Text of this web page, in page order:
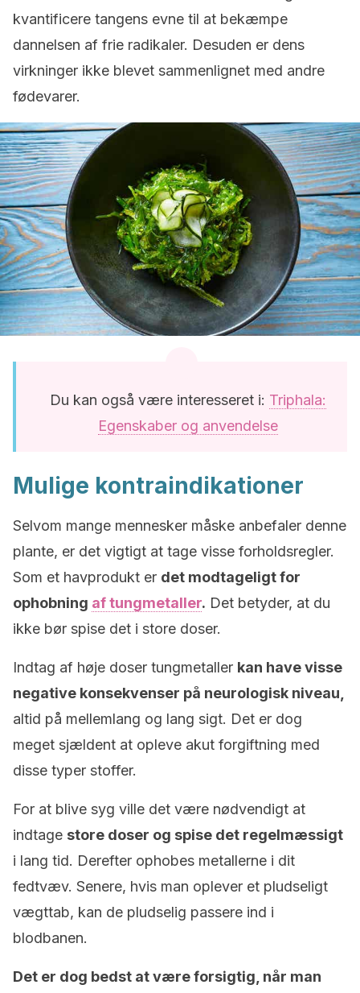
kvantificere tangens evne til at bekæmpe
dannelsen af frie radikaler. Desuden er dens
virkninger ikke blevet sammenlignet med andre
fødevarer.
Du kan også være interesseret i: Triphala:
Egenskaber og anvendelse
Mulige kontraindikationer
Selvom mange mennesker måske anbefaler denne
plante, er det vigtigt at tage visse forholdsregler.
Som et havprodukt er det modtageligt for
ophobning af tungmetaller. Det betyder, at du
ikke bør spise det i store doser.
Indtag af høje doser tungmetaller kan have visse
negative konsekvenser på neurologisk niveau,
altid på mellemlang og lang sigt. Det er dog
meget sjældent at opleve akut forgiftning med
disse typer stoffer.
For at blive syg ville det være nødvendigt at
indtage store doser og spise det regelmæssigt
i lang tid. Derefter ophobes metallerne i dit
fedtvæv. Senere, hvis man oplever et pludseligt
vægttab, kan de pludselig passere ind i
blodbanen.
Det er dog bedst at være forsigtig, når man